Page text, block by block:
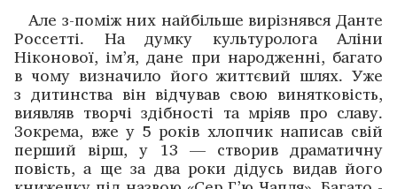
Але з-поміж них найбільше вирізнявся Данте
­Россетті. На ­думку культуролога Аліни
Ніконової, ім’я, дане при ­народженні, багато
в чому визначило його життєвий шлях. Уже
з дитинства він відчував свою винятковість,
виявляв творчі здібності та мріяв про славу.
Зокрема, вже у 5 років хлопчик написав свій
перший вірш, у 13 — створив ­драматичну
повість, а ще за два роки дідусь видав його